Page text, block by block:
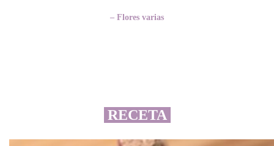
– Flores varias
RECETA